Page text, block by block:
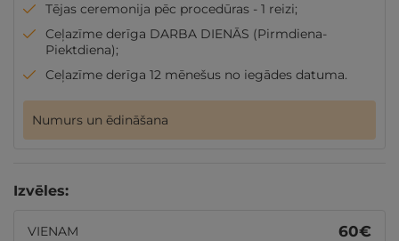
Tējas ceremonija pēc procedūras - 1 reizi;
Ceļazīme derīga DARBA DIENĀS (Pirmdiena-
Piektdiena);
Ceļazīme derīga 12 mēnešus no iegādes datuma.
Numurs un ēdināšana
Izvēles:
VIENAM 60€